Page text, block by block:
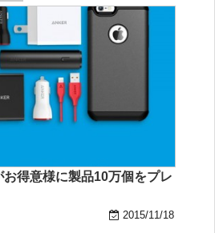
得意様に製品10万個をプレ
2015/11/18